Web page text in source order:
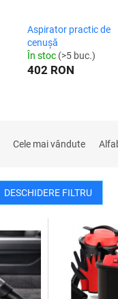
Aspirator practic de
cenușă
În stoc (>5 buc.)
402 RON
Cele mai vândute
DESCHIDERE FILTRU